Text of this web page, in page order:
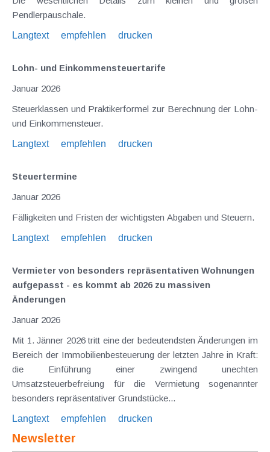
Pendlerpauschale.
Langtext
empfehlen drucken
Lohn- und Einkommensteuertarife
Januar 2026
Steuerklassen und Praktikerformel zur Berechnung der Lohn-
und Einkommensteuer.
Langtext
empfehlen drucken
Steuertermine
Januar 2026
Fälligkeiten und Fristen der wichtigsten Abgaben und Steuern.
Langtext
empfehlen drucken
Vermieter von besonders repräsentativen Wohnungen
aufgepasst - es kommt ab 2026 zu massiven
Änderungen
Januar 2026
Mit 1. Jänner 2026 tritt eine der bedeutendsten Änderungen im
Bereich der Immobilienbesteuerung der letzten Jahre in Kraft:
die Einführung einer zwingend unechten
Umsatzsteuerbefreiung für die Vermietung sogenannter
besonders repräsentativer Grundstücke...
Langtext
empfehlen drucken
Newsletter